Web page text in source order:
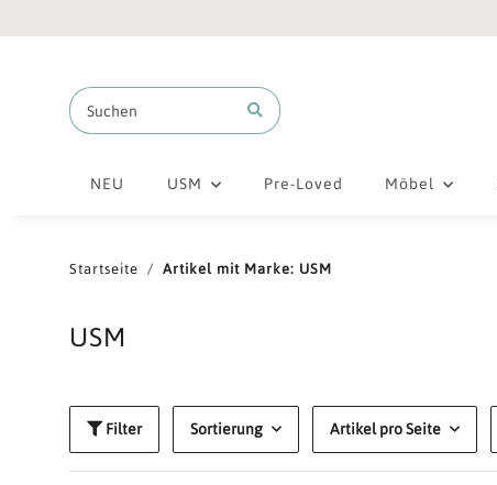
NEU USM Pre-Loved Möbel
Startseite Artikel mit Marke: USM
USM
Filter Sortierung Artikel pro Seite